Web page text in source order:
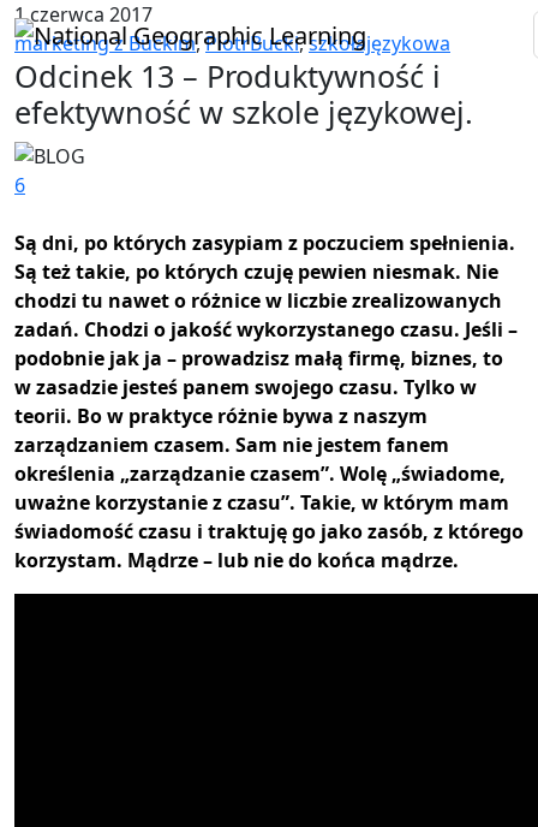
1 czerwca 2017
marketing z Buckim,PiotrBucki,szkołajęzykowa
Odcinek 13 – Produktywność i
efektywność w szkole językowej.
6
Są dni, po których zasypiam z poczuciem spełnienia.
Są też takie, po których czuję pewien niesmak. Nie
chodzi tu nawet o różnice w liczbie zrealizowanych
zadań. Chodzi o jakość wykorzystanego czasu. Jeśli –
podobnie jak ja – prowadzisz małą firmę, biznes, to
w zasadzie jesteś panem swojego czasu. Tylko w
teorii. Bo w praktyce różnie bywa z naszym
zarządzaniem czasem. Sam nie jestem fanem
określenia „zarządzanie czasem”. Wolę „świadome,
uważne korzystanie z czasu”. Takie, w którym mam
świadomość czasu i traktuję go jako zasób, z którego
korzystam. Mądrze – lub nie do końca mądrze.